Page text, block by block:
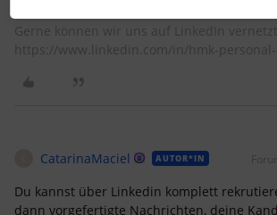
Gerne können wir uns auf LinkedIn
https://www.linkedin.com/in/hmk-
CatarinaMaciel AUTOR*IN
Du kannst über Linkedin komplett
dann vorgefertigte Nachrichten, deine